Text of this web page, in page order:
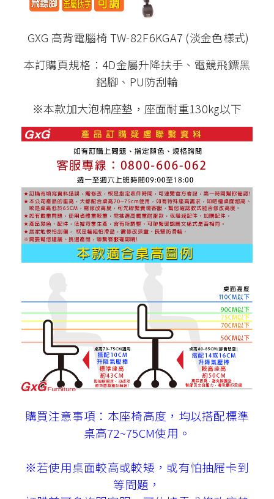
GXG 高背電腦椅 TW-82F6KGA7 (淡金色樣式)
本訂購頁規格：4D金屬升降扶手、電競飛鏢黑
鋁腳、PU防刮輪
※本款加大泡棉座墊，座面耐重130kg以下
購買注意事項：本座椅高度，均以搭配標準
桌高72~75CM使用。
※若使用桌面較高或較矮，或有怕抽屜卡到
等問題，